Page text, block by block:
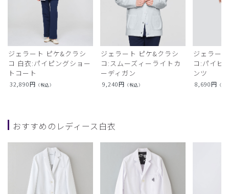
ジェラート ピケ&クラシ
コ 白衣:パイピングショー
トコート
32,890円 （税込）
ジェラート ピケ&クラシ
コ:スムーズィーライトカ
ーディガン
9,240円 （税込）
ジェラー
コ:パイピ
ンツ
8,690円 （税
おすすめのレディース白衣